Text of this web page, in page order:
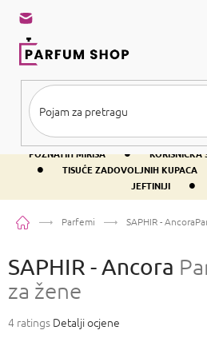
sadržaj
BESPLATNA DOSTAVA IZNAD PRIBLIŽNO
POZNATIH MIRISA
• KORISNIČKA
• TISUĆE ZADOVOLJNIH KUPACA
JEFTINIJI
•
PočetnaParfemi SAPHIR - Ancora
SAPHIR - Ancora
za žene
Prosječna
4 ratings Detalji ocjene